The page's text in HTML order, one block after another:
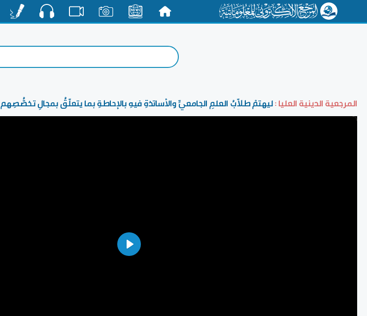
المرجعية الدينية العليا :ليهتمْ طلاّبُ العلمِ الجامعيِّ والأساتذةِ فيهِ بالإحاطةِ بما يتعلّقُ بمجالِ تخصُّصِهم
Play